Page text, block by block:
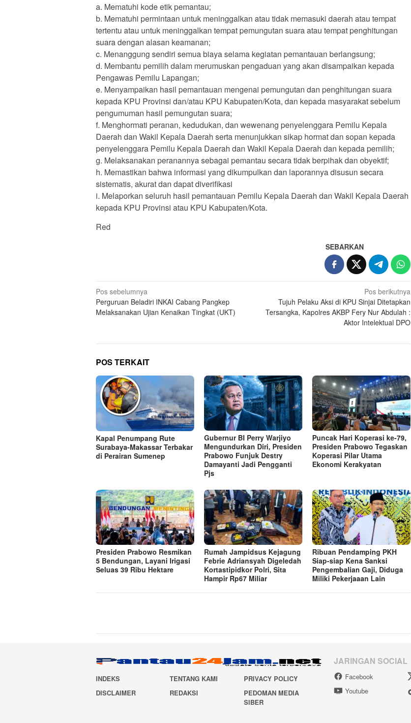
a. Mematuhi kode etik pemantau;
b. Mematuhi permintaan untuk meninggalkan atau tidak memasuki daerah atau tempat
tertentu atau untuk meninggalkan tempat pemungutan suara atau tempat penghitungan
suara dengan alasan keamanan;
c. Menanggung sendiri semua biaya selama kegiatan pemantauan berlangsung;
d. Membantu pemilih dalam merumuskan pengaduan yang akan disampaikan kepada
Pengawas Pemilu Lapangan;
e. Menyampaikan hasil pemantauan mengenai pemungutan dan penghitungan suara
kepada KPU Provinsi dan/atau KPU Kabupaten/Kota, dan kepada masyarakat sebelum
pengumuman hasil pemungutan suara;
f. Menghormati peranan, kedudukan, dan wewenang penyelenggara Pemilu Kepala
Daerah dan Wakil Kepala Daerah serta menunjukkan sikap hormat dan sopan kepada
penyelenggara Pemilu Kepala Daerah dan Wakil Kepala Daerah dan kepada pemilih;
g. Melaksanakan peranannya sebagai pemantau secara tidak berpihak dan obyektif;
h. Memastikan bahwa informasi yang dikumpulkan dan laporannya disusun secara
sistematis, akurat dan dapat diverifikasi
i. Melaporkan seluruh hasil pemantauan Pemilu Kepala Daerah dan Wakil Kepala Daerah
kepada KPU Provinsi atau KPU Kabupaten/Kota.
Red
SEBARKAN
Navigasi
pos
Pos sebelumnya
Perguruan Beladiri INKAI Cabang Pangkep
Melaksanakan Ujian Kenaikan Tingkat (UKT)
Pos berikutnya
Tujuh Pelaku Aksi di KPU Sinjai Ditetapkan
Tersangka, Kapolres AKBP Fery Nur Abdulah :
Aktor Intelektual DPO
POS TERKAIT
Kapal Penumpang Rute
Surabaya-Makassar Terbakar
di Perairan Sumenep
Gubernur BI Perry Warjiyo
Mengundurkan Diri, Presiden
Prabowo Funjuk Destry
Damayanti Jadi Pengganti
Pjs
Puncak Hari Koperasi ke-79,
Presiden Prabowo Tegaskan
Koperasi Pilar Utama
Ekonomi Kerakyatan
Presiden Prabowo Resmikan
5 Bendungan, Layani Irigasi
Seluas 39 Ribu Hektare
Rumah Jampidsus Kejagung
Febrie Adriansyah Digeledah
Kortastipidkor Polri, Sita
Hampir Rp67 Miliar
Ribuan Pendamping PKH
Siap-siap Kena Sanksi
Pengembalian Gaji, Diduga
Miliki Pekerjaaan Lain
INDEKS TENTANG KAMI
PRIVACY POLICY
DISCLAIMER
REDAKSI
PEDOMAN MEDIA
SIBER
JARINGAN SOCIAL
Facebook
Youtube